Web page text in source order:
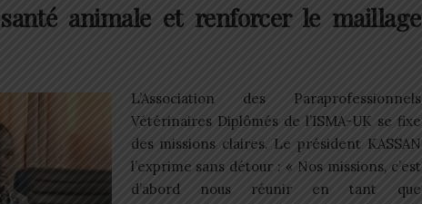
animale et renforcer le maillage
L’Association des Paraprofessionnels
Vétérinaires Diplômés de l’ISMA-UK se fixe
des missions claires. Le président KASSAN
l’exprime sans détour : « Nos missions, c’est
d’abord nous réunir en tant que